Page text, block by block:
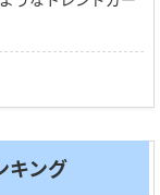
キング